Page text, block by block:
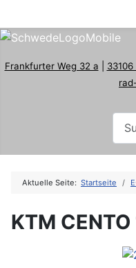
Frankfurter Weg 32 a
Aktuelle Seite: Startseite
KTM CENTO